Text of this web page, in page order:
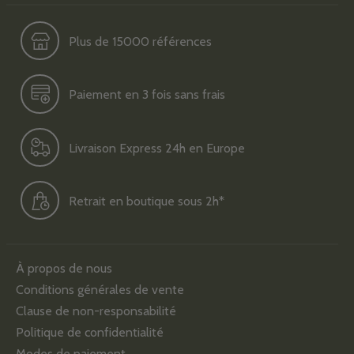
Plus de 15000 références
Paiement en 3 fois sans frais
Livraison Express 24h en Europe
Retrait en boutique sous 2h*
À propos de nous
Conditions générales de vente
Clause de non-responsabilité
Politique de confidentialité